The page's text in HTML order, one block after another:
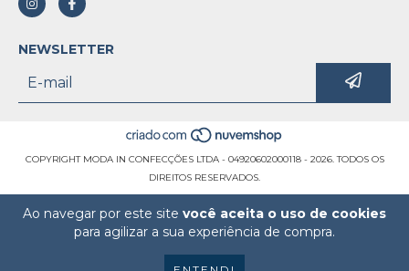
Ao navegar por este site você aceita o uso de cookies
para agilizar a sua experiência de compra.
NEWSLETTER
COPYRIGHT MODA IN CONFECÇÕES LTDA - 04920602000118 - 2026. TODOS OS
DIREITOS RESERVADOS.